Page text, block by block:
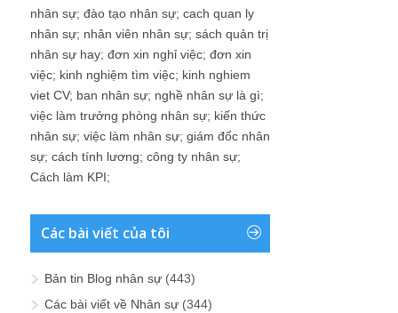
nhân sự; đào tạo nhân sự; cach quan ly
nhân sự; nhân viên nhân sự; sách quản trị
nhân sự hay; đơn xin nghỉ việc; đơn xin
việc; kinh nghiệm tìm việc; kinh nghiem
viet CV; ban nhân sự; nghề nhân sự là gì;
việc làm trưởng phòng nhân sự; kiến thức
nhân sự; việc làm nhân sự; giám đốc nhân
sự; cách tính lương; công ty nhân sự;
Cách làm KPI;
Các bài viết của tôi
Bản tin Blog nhân sự (443)
Các bài viết về Nhân sự (344)